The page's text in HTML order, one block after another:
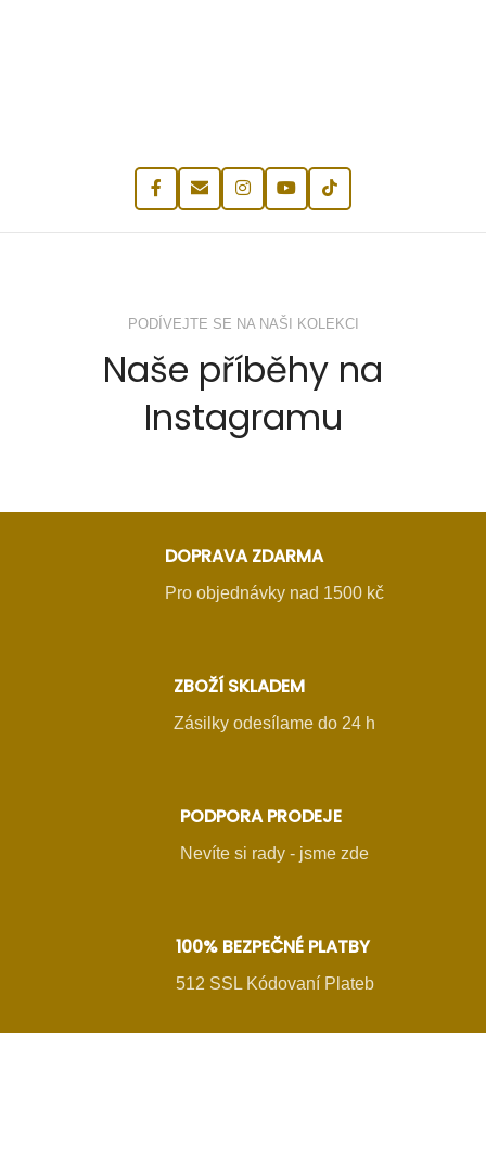
PODÍVEJTE SE NA NAŠI KOLEKCI
Naše příběhy na
Instagramu
DOPRAVA ZDARMA
Pro objednávky nad 1500 kč
ZBOŽÍ SKLADEM
Zásilky odesílame do 24 h
PODPORA PRODEJE
Nevíte si rady - jsme zde
100% BEZPEČNÉ PLATBY
512 SSL Kódovaní Plateb